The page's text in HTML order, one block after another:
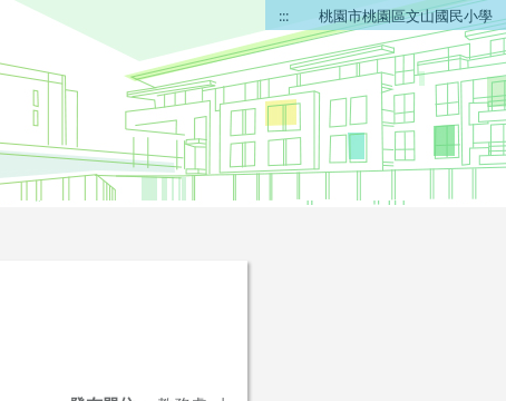
::: 桃園市桃園區文山國民小學